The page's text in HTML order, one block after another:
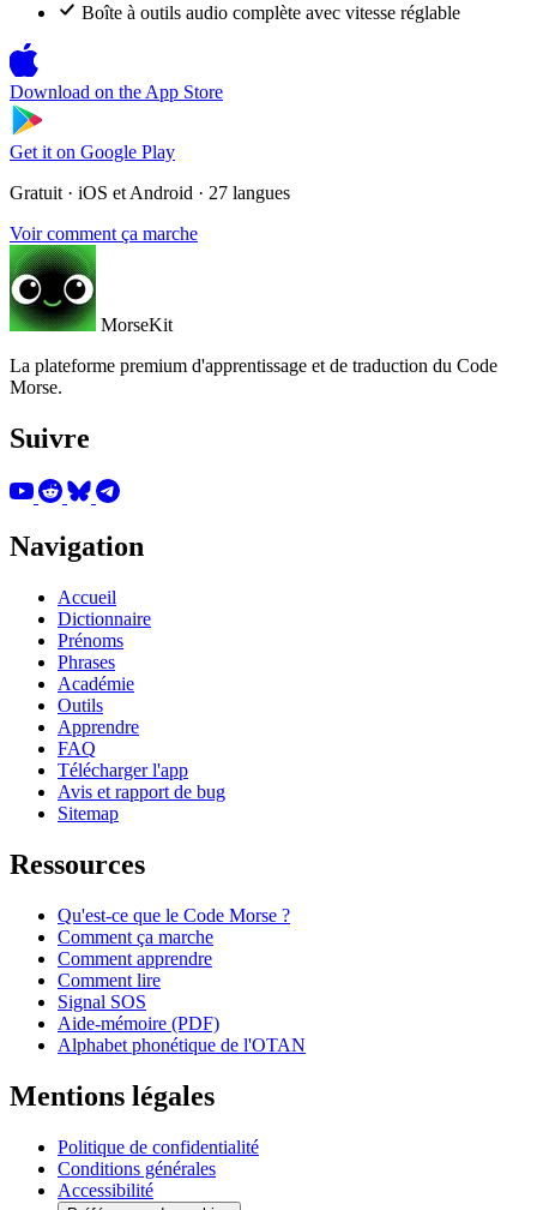
Boîte à outils audio complète avec vitesse réglable
Download on the App Store
Get it on Google Play
Gratuit · iOS et Android · 27 langues
Voir comment ça marche
MorseKit
La plateforme premium d'apprentissage et de traduction du Code
Morse.
Suivre
Navigation
Accueil
Dictionnaire
Prénoms
Phrases
Académie
Outils
Apprendre
FAQ
Télécharger l'app
Avis et rapport de bug
Sitemap
Ressources
Qu'est-ce que le Code Morse ?
Comment ça marche
Comment apprendre
Comment lire
Signal SOS
Aide-mémoire (PDF)
Alphabet phonétique de l'OTAN
Mentions légales
Politique de confidentialité
Conditions générales
Accessibilité